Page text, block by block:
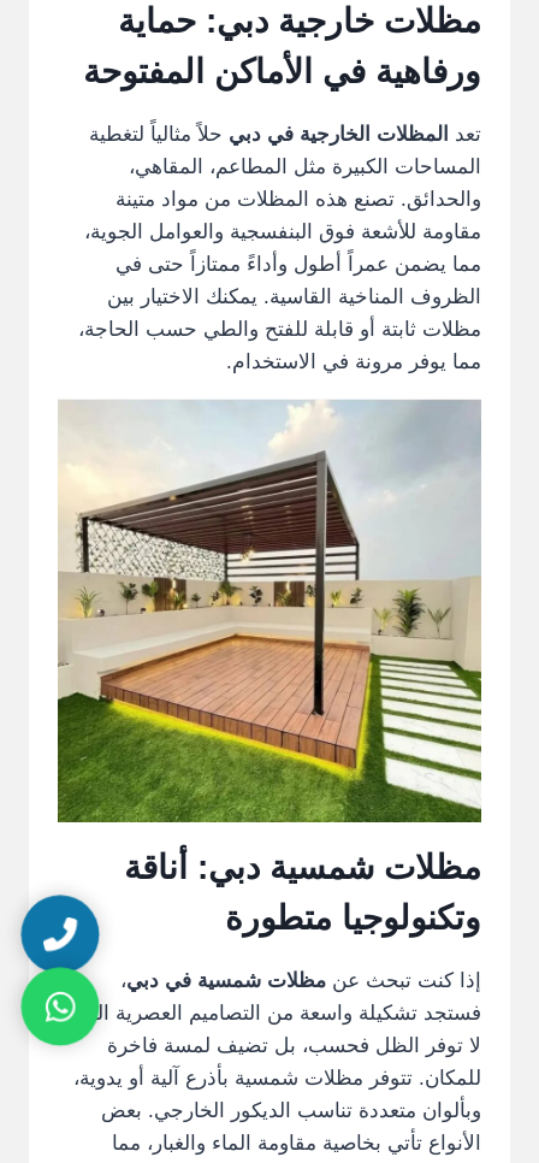
مظلات خارجية دبي: حماية
ورفاهية في الأماكن المفتوحة
تعد المظلات الخارجية في دبي حلاً مثالياً لتغطية
المساحات الكبيرة مثل المطاعم، المقاهي،
والحدائق. تصنع هذه المظلات من مواد متينة
مقاومة للأشعة فوق البنفسجية والعوامل الجوية،
مما يضمن عمراً أطول وأداءً ممتازاً حتى في
الظروف المناخية القاسية. يمكنك الاختيار بين
مظلات ثابتة أو قابلة للفتح والطي حسب الحاجة،
مما يوفر مرونة في الاستخدام.
مظلات شمسية دبي: أناقة
وتكنولوجيا متطورة
إذا كنت تبحث عن مظلات شمسية في دبي،
فستجد تشكيلة واسعة من التصاميم العصرية التي
لا توفر الظل فحسب، بل تضيف لمسة فاخرة
للمكان. تتوفر مظلات شمسية بأذرع آلية أو يدوية،
وبألوان متعددة تناسب الديكور الخارجي. بعض
الأنواع تأتي بخاصية مقاومة الماء والغبار، مما